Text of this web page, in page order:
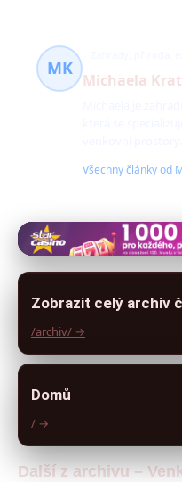
MK
Michaela
Všechny články od
Zobrazit celý archiv
/archiv/ →
Domů
/ →
Další z archivu –